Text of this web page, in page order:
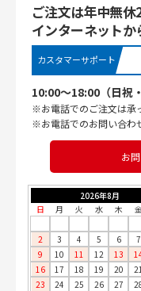
ご注文は年中無休
インターネットか
カスタマーサポート
10:00〜18:00（日祝
※お電話でのご注文は承
※お電話でのお問い合わ
お
2026年8月
日
月 火 水 木 金
2
3 4 5 6 7
9
10 11 12 13
16
17 18 19 20 21
23
24 25 26 27